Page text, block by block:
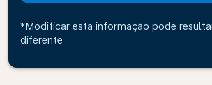
*Modificar esta informação pode
diferente